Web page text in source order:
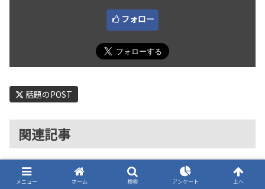
フォロー
話題のPOST
関連記事
Studio One/Studio Pro
メニュー
ホーム 検索 アンケート 上へ